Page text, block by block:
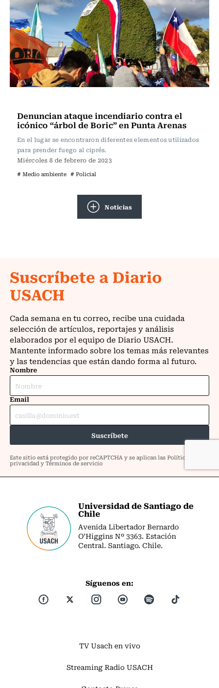
Denuncian ataque incendiario contra el
icónico “árbol de Boric” en Punta Arenas
En el lugar se encontraron diferentes elementos utilizados
para prender fuego al ciprés.
Miércoles 8 de febrero de 2023
# Medio ambiente # Policial
Noticias
Universidad de Santiago de
Chile
Avenida Libertador Bernardo
O’Higgins Nº 3363. Estación
Central. Santiago. Chile.
Síguenos en:
TV Usach en vivo
Streaming Radio USACH